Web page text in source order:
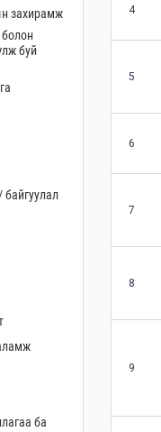
захирамж
болон
буй
байгуулал
ба
4
5
6
7
8
9